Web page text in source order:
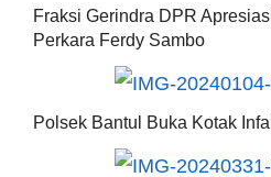
Fraksi Gerindra DPR
Perkara Ferdy Sambo
Polsek Bantul Buka Kotak